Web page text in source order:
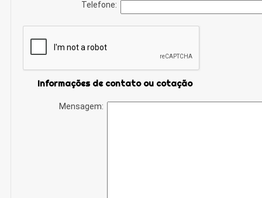
Telefone:
Informações de contato ou cotação
Mensagem: